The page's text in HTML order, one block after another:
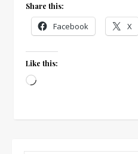
Share this:
Facebook X
Like this:
Loading…